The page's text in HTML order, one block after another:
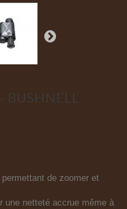
de zoomer et
une netteté accrue même à